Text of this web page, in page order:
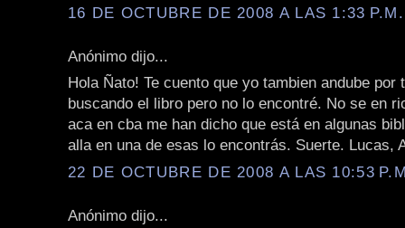
16 DE OCTUBRE DE 2008 A LAS 1:33 P.M.
Anónimo dijo...
Hola Ñato! Te cuento que yo tambien andube por
buscando el libro pero no lo encontré. No se en
aca en cba me han dicho que está en algunas
alla en una de esas lo encontrás. Suerte. Lucas,
22 DE OCTUBRE DE 2008 A LAS 10:53
Anónimo dijo...